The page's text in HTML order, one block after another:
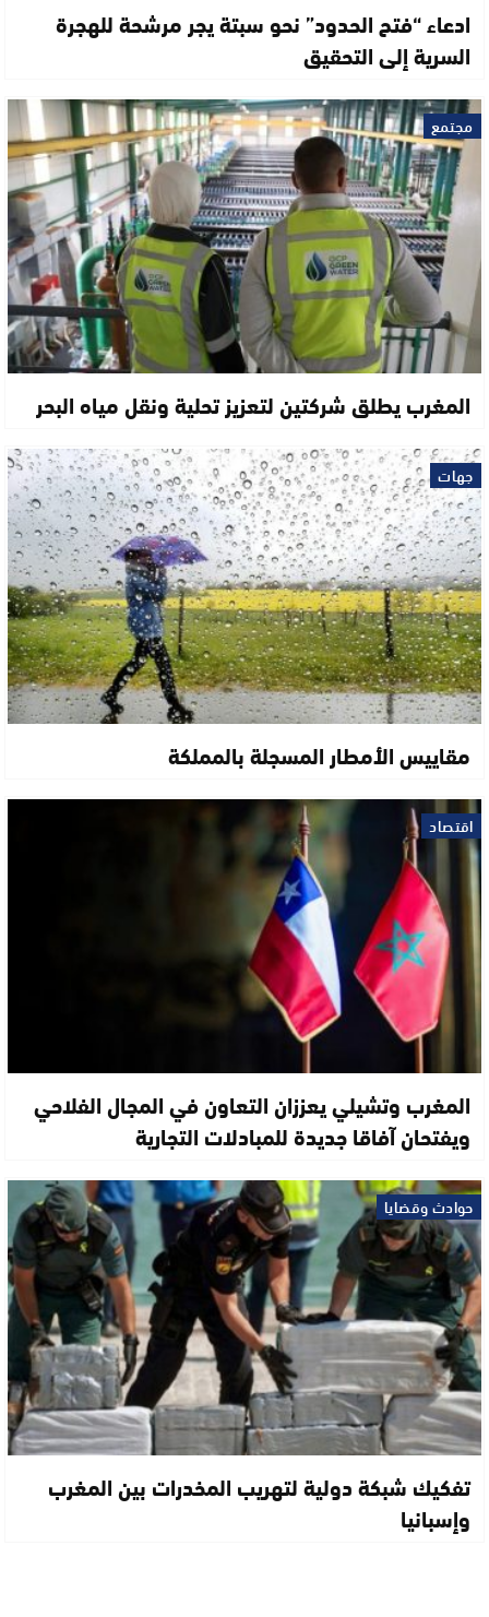
ادعاء “فتح الحدود” نحو سبتة يجر مرشحة للهجرة
السرية إلى التحقيق
مجتمع
المغرب يطلق شركتين لتعزيز تحلية ونقل مياه البحر
جهات
مقاييس الأمطار المسجلة بالمملكة
اقتصاد
المغرب وتشيلي يعززان التعاون في المجال الفلاحي
ويفتحان آفاقا جديدة للمبادلات التجارية
حوادث وقضايا
تفكيك شبكة دولية لتهريب المخدرات بين المغرب
وإسبانيا